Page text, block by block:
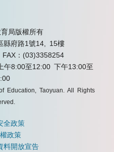
局版權所有
縣府路1號14, 15樓
FAX：(03)3358254
午8:00至12:00 下午13:00至
Education, Taoyuan. All Rights
全政策
政策
料開放宣告